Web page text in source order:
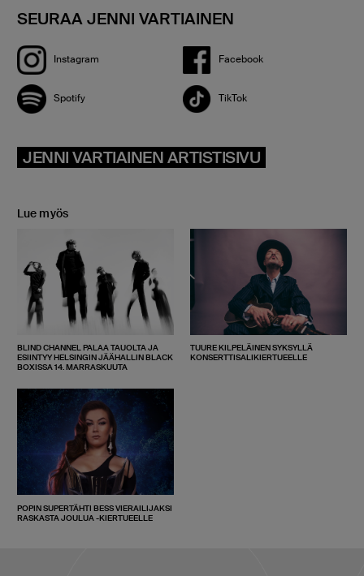
SEURAA JENNI VARTIAINEN
Instagram Facebook
Spotify TikTok
JENNI VARTIAINEN ARTISTISIVU
Lue myös
BLIND CHANNEL PALAA TAUOLTA JA
ESIINTYY HELSINGIN JÄÄHALLIN BLACK
BOXISSA 14. MARRASKUUTA
TUURE KILPELÄINEN SYKSYLLÄ
KONSERTTISALIKIERTUEELLE
POPIN SUPERTÄHTI BESS VIERAILIJAKSI
RASKASTA JOULUA -KIERTUEELLE